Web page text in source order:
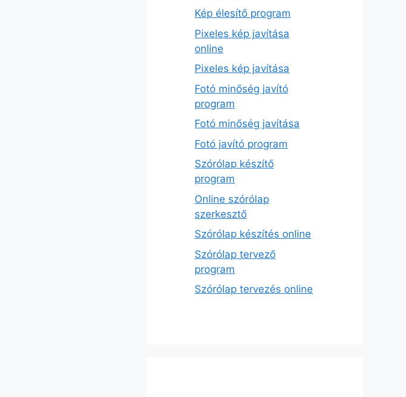
Kép élesítő program
Pixeles kép javítása
online
Pixeles kép javítása
Fotó minőség javító
program
Fotó minőség javítása
Fotó javító program
Szórólap készítő
program
Online szórólap
szerkesztő
Szórólap készítés online
Szórólap tervező
program
Szórólap tervezés online